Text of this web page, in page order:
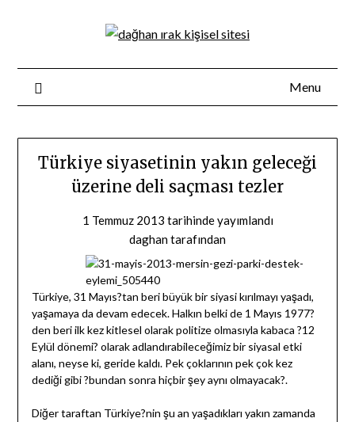
Menu
Türkiye siyasetinin yakın geleceği
üzerine deli saçması tezler
1 Temmuz 2013 tarihinde yayımlandı
daghantarafından
Türkiye, 31 Mayıs?tan beri büyük bir siyasi kırılmayı yaşadı,
yaşamaya da devam edecek. Halkın belki de 1 Mayıs 1977?
den beri ilk kez kitlesel olarak politize olmasıyla kabaca ?12
Eylül dönemi? olarak adlandırabileceğimiz bir siyasal etki
alanı, neyse ki, geride kaldı. Pek çoklarının pek çok kez
dediği gibi ?bundan sonra hiçbir şey aynı olmayacak?.
Diğer taraftan Türkiye?nin şu an yaşadıkları yakın zamanda